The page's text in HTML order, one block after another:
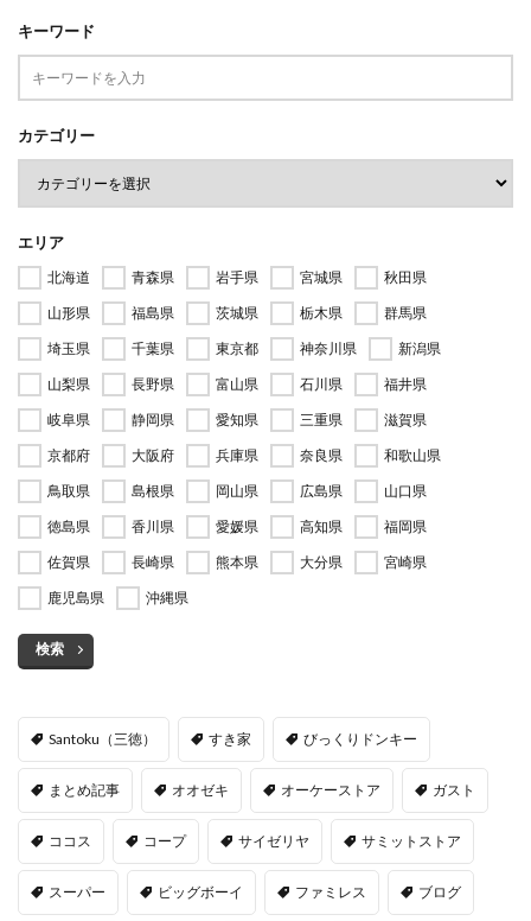
キーワード
カテゴリー
エリア
北海道 青森県 岩手県 宮城県
秋田県
山形県
福島県 茨城県 栃木県
群馬県
埼玉県
千葉県 東京都 神奈川県
新潟県
山梨県
長野県 富山県 石川県
福井県
岐阜県
静岡県 愛知県 三重県
滋賀県
京都府
大阪府 兵庫県 奈良県
和歌山県
鳥取県
島根県 岡山県 広島県
山口県
徳島県
香川県 愛媛県 高知県
福岡県
佐賀県
長崎県 熊本県 大分県
宮崎県
鹿児島県
沖縄県
検索
Santoku（三徳） すき家 びっくりドンキー
まとめ記事 オオゼキ オーケーストア ガスト
ココス コープ サイゼリヤ サミットストア
スーパー ビッグボーイ ファミレス ブログ